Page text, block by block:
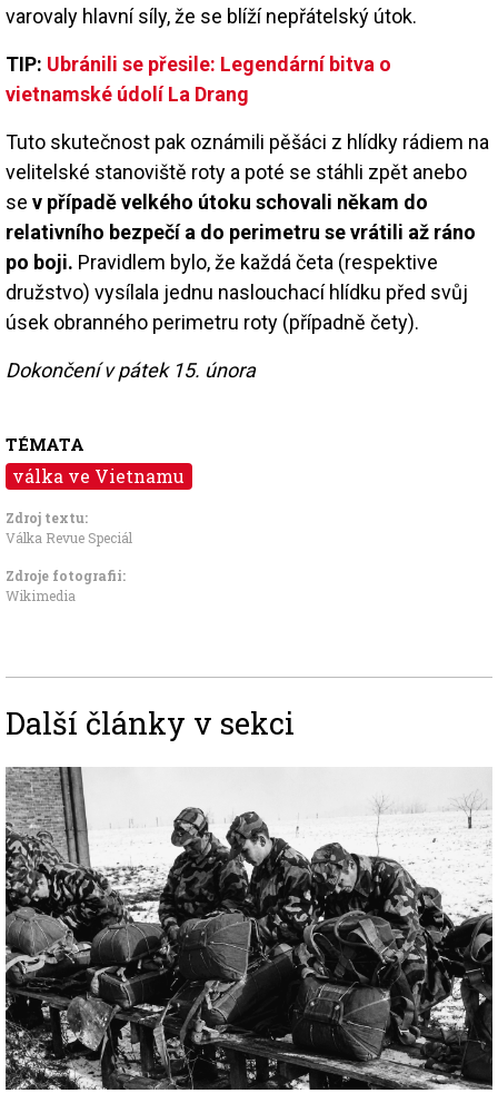
varovaly hlavní síly, že se blíží nepřátelský útok.
TIP: Ubránili se přesile: Legendární bitva o
vietnamské údolí La Drang
Tuto skutečnost pak oznámili pěšáci z hlídky rádiem na
velitelské stanoviště roty a poté se stáhli zpět anebo
se v případě velkého útoku schovali někam do
relativního bezpečí a do perimetru se vrátili až ráno
po boji. Pravidlem bylo, že každá četa (respektive
družstvo) vysílala jednu naslouchací hlídku před svůj
úsek obranného perimetru roty (případně čety).
Dokončení v pátek 15. února
TÉMATA
válka ve Vietnamu
Zdroj textu:
Válka Revue Speciál
Zdroje fotografii:
Wikimedia
Další články v sekci
Image